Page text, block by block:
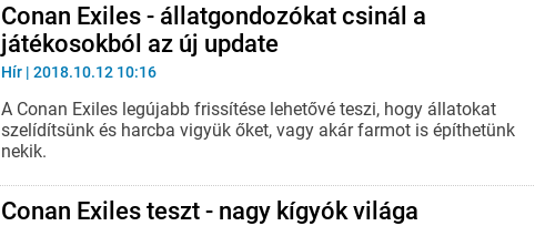
Conan Exiles - állatgondozókat csinál a
játékosokból az új update
Hír | 2018.10.12 10:16
A Conan Exiles legújabb frissítése lehetővé teszi, hogy állatokat
szelídítsünk és harcba vigyük őket, vagy akár farmot is építhetünk
nekik.
Conan Exiles teszt - nagy kígyók világa